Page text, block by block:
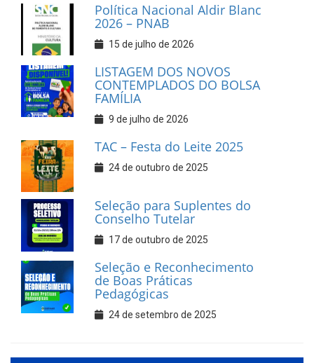
Política Nacional Aldir Blanc
2026 – PNAB
15 de julho de 2026
LISTAGEM DOS NOVOS
CONTEMPLADOS DO BOLSA
FAMÍLIA
9 de julho de 2026
TAC – Festa do Leite 2025
24 de outubro de 2025
Seleção para Suplentes do
Conselho Tutelar
17 de outubro de 2025
Seleção e Reconhecimento
de Boas Práticas
Pedagógicas
24 de setembro de 2025